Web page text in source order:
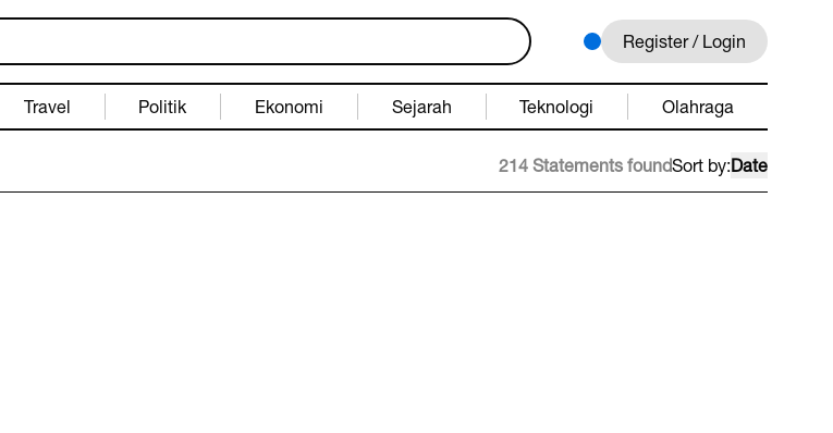
Register / Login
Travel Politik Ekonomi Sejarah Teknologi Olahraga
214 Statements foundSort by:Date